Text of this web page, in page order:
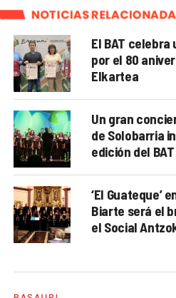
NOTICIAS
El BAT
por el 80
Elkartea
Un gran
de Solobarria
edición del BAT
‘El Guateque’
Biarte será el
el Social